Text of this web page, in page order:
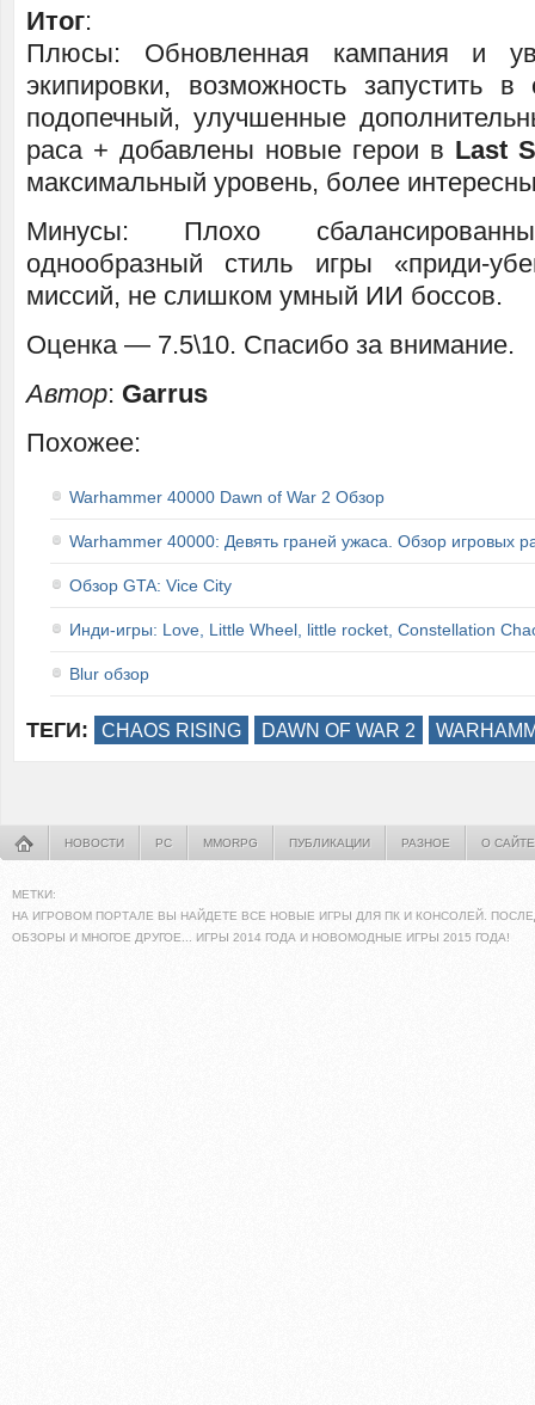
Итог:
Плюсы: Обновленная кампания и
экипировки, возможность запустить
подопечный, улучшенные
раса + добавлены новые герои в Last
максимальный уровень, более
Минусы: Плохо
однообразный стиль игры «приди-
миссий, не слишком умный ИИ боссов.
Оценка — 7.5\10. Спасибо за внимание.
Автор: Garrus
Похожее:
Warhammer 40000 Dawn of War 2 Обзор
Warhammer 40000: Девять граней ужаса. Обзор игровых
Обзор GTA: Vice City
Инди-игры: Love, Little Wheel, little rocket, Constellation
Blur обзор
ТЕГИ: CHAOS RISING DAWN OF WAR 2
НОВОСТИ PC MMORPG ПУБЛИКАЦИИ РАЗНОЕ О САЙТЕ
МЕТКИ:
НА ИГРОВОМ ПОРТАЛЕ ВЫ НАЙДЕТЕ ВСЕ НОВЫЕ ИГРЫ ДЛЯ ПК И КОНСОЛЕЙ.
ОБЗОРЫ И МНОГОЕ ДРУГОЕ... ИГРЫ 2014 ГОДА И НОВОМОДНЫЕ ИГРЫ 2015 ГОДА!